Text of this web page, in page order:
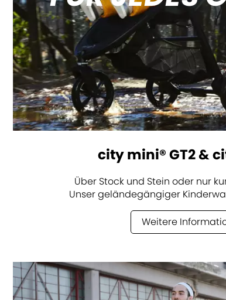
city mini® GT2 &
Über Stock und Stein oder nur
Unser geländegängiger
Weitere